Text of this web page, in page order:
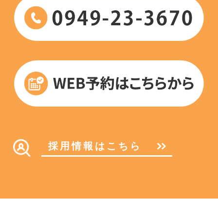
採用情報はこちら